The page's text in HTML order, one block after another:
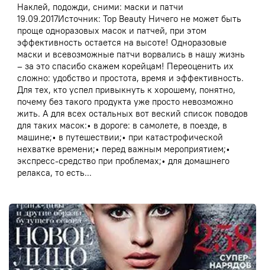
Наклей, подожди, сними: маски и патчи
19.09.2017Источник: Top Beauty Ничего не может быть
проще одноразовых масок и патчей, при этом
эффективность остается на высоте! Одноразовые
маски и всевозможные патчи ворвались в нашу жизнь
– за это спасибо скажем корейцам! Переоценить их
сложно: удобство и простота, время и эффективность.
Для тех, кто успел привыкнуть к хорошему, понятно,
почему без такого продукта уже просто невозможно
жить. А для всех остальных вот веский список поводов
для таких масок:• в дороге: в самолете, в поезде, в
машине;• в путешествии;• при катастрофической
нехватке времени;• перед важным мероприятием;•
экспресс-средство при проблемах;• для домашнего
релакса, то есть...